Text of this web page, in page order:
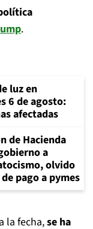
.
luz en
6 de agosto:
afectadas
de Hacienda
a
olvido
pago a pymes
la fecha,se ha